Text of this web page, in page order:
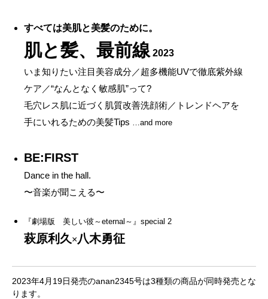
すべては美肌と美髪のために。
肌と髪、最前線 2023
いま知りたい注目美容成分／超多機能UVで徹底紫外線
ケア／“なんとなく敏感肌”って?
毛穴レス肌に近づく肌質改善洗顔術／トレンドヘアを
手にいれるための美髪Tips
…and more
BE:FIRST
Dance in the hall.
〜音楽が聞こえる〜
『劇場版 美しい彼～eternal～』special 2
萩原利久 × 八木勇征
2023年4月19日発売のanan2345号は3種類の商品が同時発売とな
ります。